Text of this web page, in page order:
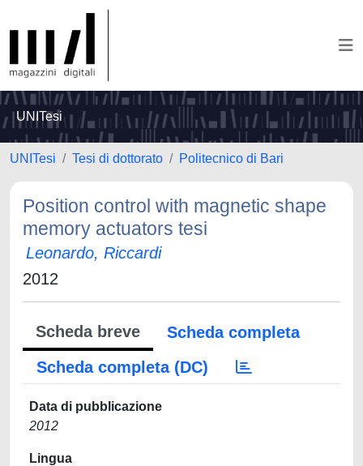
UNITesi
UNITesi Tesi di dottorato Politecnico di Bari
Position control with magnetic shape
memory actuators tesi
Leonardo, Riccardi
2012
Scheda breve
Scheda completa
Scheda completa (DC)
Data di pubblicazione
2012
Lingua